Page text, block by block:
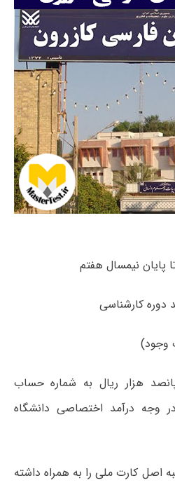
پایان نیمسال هفتم
دوره کارشناسی
وجود)
هزار ریال به شماره حساب
بانک ملی در وجه درآمد اختصاصی دانشگاه
اصل کارت ملی را به همراه داشته